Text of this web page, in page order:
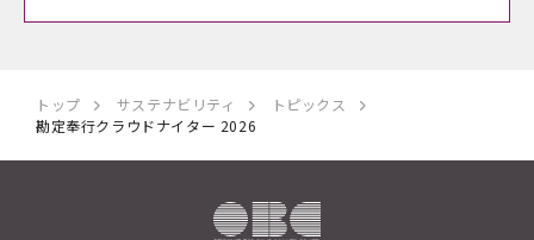
トップ サステナビリティ
トピックス
勘定奉行クラウドナイター 2026